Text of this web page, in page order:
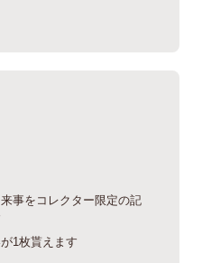
事をコレクター限定の記
1枚貰えます